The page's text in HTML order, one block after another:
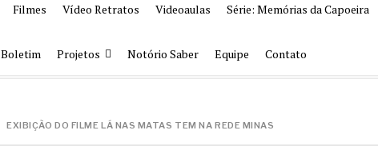
Filmes Vídeo Retratos Videoaulas Série: Memórias da Capoeira
Boletim Projetos Notório Saber Equipe Contato
EXIBIÇÃO DO FILME LÁ NAS MATAS TEM NA REDE MINAS